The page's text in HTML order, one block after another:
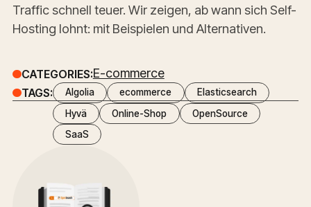
Traffic schnell teuer. Wir zeigen, ab wann sich Self-
Hosting lohnt: mit Beispielen und Alternativen.
CATEGORIES:E-commerce
TAGS: Algolia ecommerce
Elasticsearch
Hyvä
Online-Shop
OpenSource
SaaS